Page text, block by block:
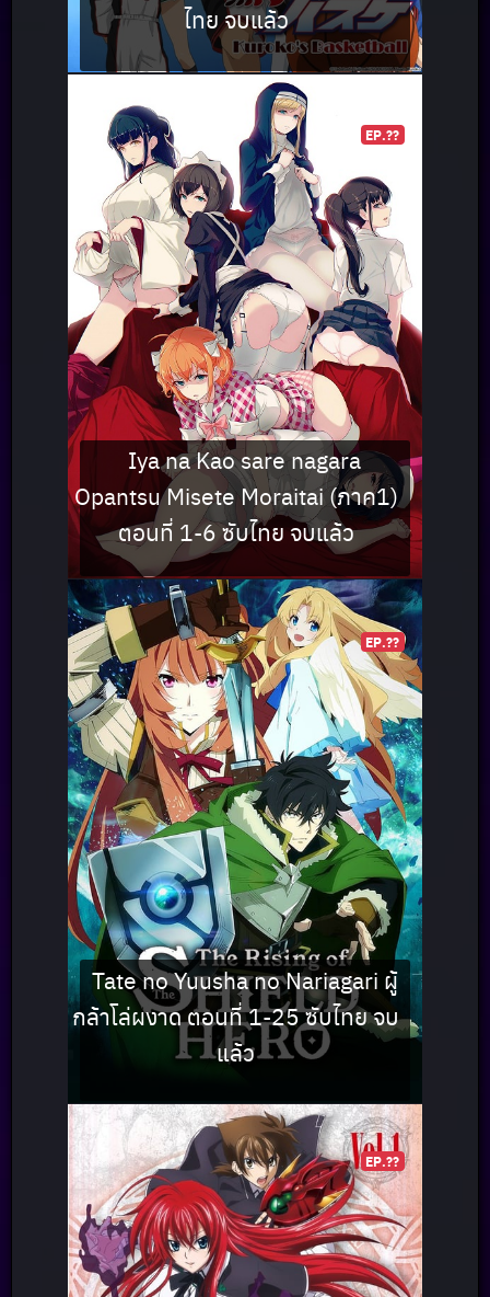
ไทย จบแล้ว
EP.??
Iya na Kao sare nagara
Opantsu Misete Moraitai (ภาค1)
ตอนที่ 1-6 ซับไทย จบแล้ว
EP.??
Tate no Yuusha no Nariagari ผู้
กล้าโล่ผงาด ตอนที่ 1-25 ซับไทย จบ
แล้ว
EP.??